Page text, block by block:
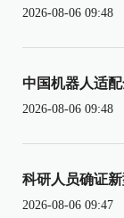
2026-08-06 09:48
中国机器人适
2026-08-06 09:48
科研人员确证
2026-08-06 09:47